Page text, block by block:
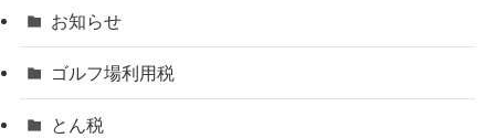
お知らせ
ゴルフ場利用税
とん税